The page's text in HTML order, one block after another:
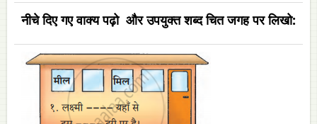
नीचे दिए गए वाक्य पढ़ो और उपयुक्त शब्द चित जगह पर लिखो: